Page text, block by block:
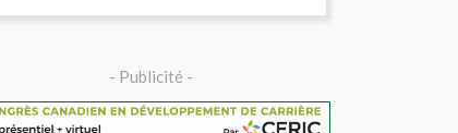
- Publicité -